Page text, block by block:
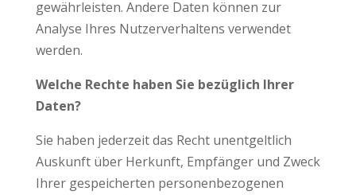
gewährleisten. Andere Daten können zur
Analyse Ihres Nutzerverhaltens verwendet
werden.
Welche Rechte haben Sie bezüglich Ihrer
Daten?
Sie haben jederzeit das Recht unentgeltlich
Auskunft über Herkunft, Empfänger und Zweck
Ihrer gespeicherten personenbezogenen